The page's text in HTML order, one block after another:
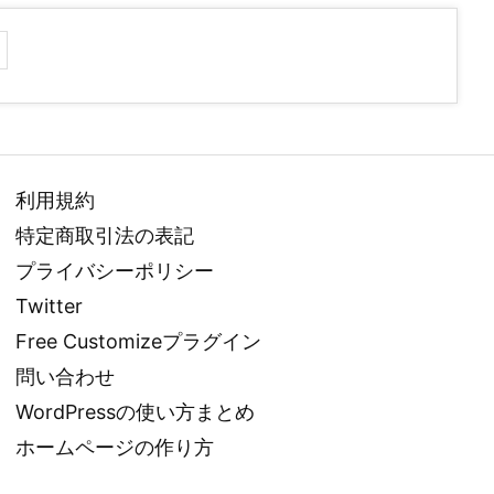
利用規約
特定商取引法の表記
プライバシーポリシー
Twitter
Free Customizeプラグイン
問い合わせ
WordPressの使い方まとめ
ホームページの作り方